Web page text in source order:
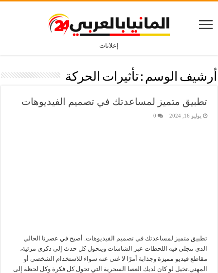
إعلانات
أرشيف الوسم :تأثيرات الحركة
تطبيق متميز لمساعدتك في تصميم الفيديوهات
يوليو 16, 2024 0
تطبيق متميز لمساعدتك في تصميم الفيديوهات. أصبح في عصرنا الحالي
الذي تتجلى فيه اللحظات عبر الشاشات ويتحول كل حدث إلى ذكرى مرئية،
مقاطع فيديو مميزة وجذابة أمرًا لا غنى عنه سواء للاستخدام الشخصي أو
المهني.تخيل لو كان لديك العصا السحرية التي تحول كل فكرة وكل لحظة إلى